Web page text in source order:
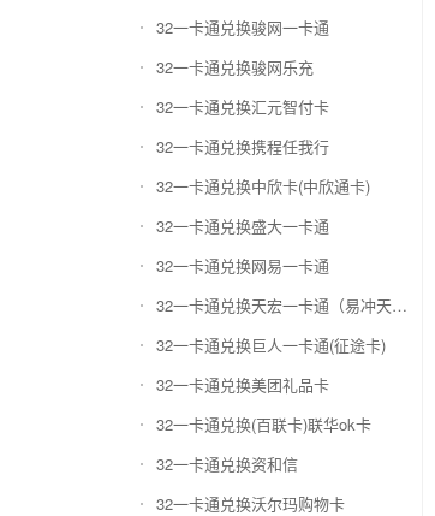
32一卡通兑换骏网一卡通
32一卡通兑换骏网乐充
32一卡通兑换汇元智付卡
32一卡通兑换携程任我行
32一卡通兑换中欣卡(中欣通卡)
32一卡通兑换盛大一卡通
32一卡通兑换网易一卡通
32一卡通兑换天宏一卡通（易冲天宏卡）
32一卡通兑换巨人一卡通(征途卡)
32一卡通兑换美团礼品卡
32一卡通兑换(百联卡)联华ok卡
32一卡通兑换资和信
32一卡通兑换沃尔玛购物卡